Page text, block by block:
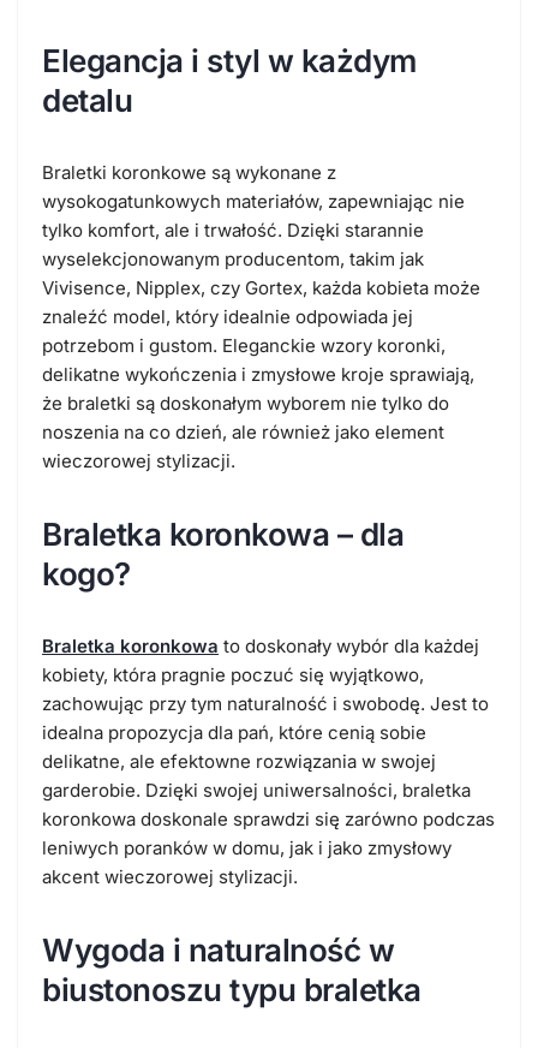
Elegancja i styl w każdym
detalu
Braletki koronkowe są wykonane z
wysokogatunkowych materiałów, zapewniając nie
tylko komfort, ale i trwałość. Dzięki starannie
wyselekcjonowanym producentom, takim jak
Vivisence, Nipplex, czy Gortex, każda kobieta może
znaleźć model, który idealnie odpowiada jej
potrzebom i gustom. Eleganckie wzory koronki,
delikatne wykończenia i zmysłowe kroje sprawiają,
że braletki są doskonałym wyborem nie tylko do
noszenia na co dzień, ale również jako element
wieczorowej stylizacji.
Braletka koronkowa – dla
kogo?
Braletka koronkowa to doskonały wybór dla każdej
kobiety, która pragnie poczuć się wyjątkowo,
zachowując przy tym naturalność i swobodę. Jest to
idealna propozycja dla pań, które cenią sobie
delikatne, ale efektowne rozwiązania w swojej
garderobie. Dzięki swojej uniwersalności, braletka
koronkowa doskonale sprawdzi się zarówno podczas
leniwych poranków w domu, jak i jako zmysłowy
akcent wieczorowej stylizacji.
Wygoda i naturalność w
biustonoszu typu braletka